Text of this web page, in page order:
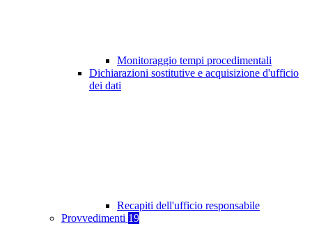
Monitoraggio tempi procedimentali
Dichiarazioni sostitutive e acquisizione d'ufficio
dei dati
Recapiti dell'ufficio responsabile
Provvedimenti 19